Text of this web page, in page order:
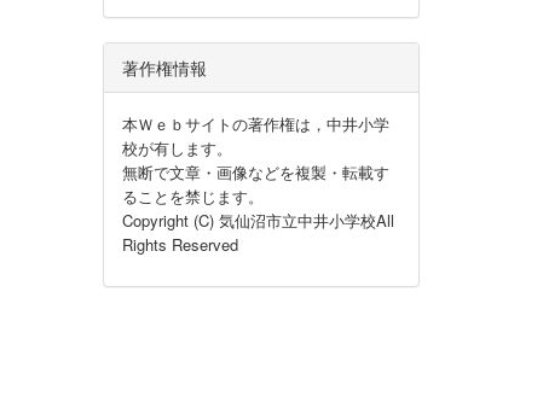
著作権情報
本Ｗｅｂサイトの著作権は，中井小学
校が有します。
無断で文章・画像などを複製・転載す
ることを禁じます。
Copyright (C) 気仙沼市立中井小学校All
Rights Reserved